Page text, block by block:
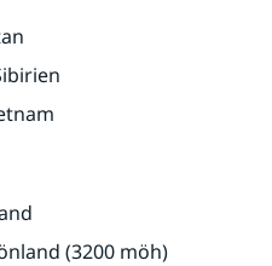
(3200 möh)